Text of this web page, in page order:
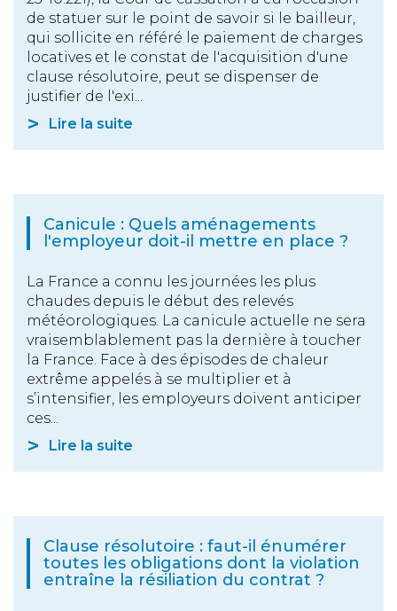
de statuer sur le point de savoir si le bailleur,
qui sollicite en référé le paiement de charges
locatives et le constat de l'acquisition d'une
clause résolutoire, peut se dispenser de
justifier de l'exi...
Lire la suite
Canicule : Quels aménagements
l'employeur doit-il mettre en place ?
La France a connu les journées les plus
chaudes depuis le début des relevés
météorologiques. La canicule actuelle ne sera
vraisemblablement pas la dernière à toucher
la France. Face à des épisodes de chaleur
extrême appelés à se multiplier et à
s’intensifier, les employeurs doivent anticiper
ces...
Lire la suite
Clause résolutoire : faut-il énumérer
toutes les obligations dont la violation
entraîne la résiliation du contrat ?